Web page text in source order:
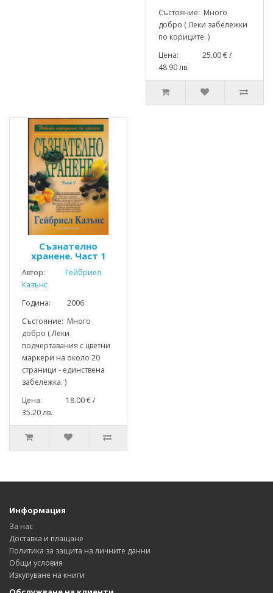
Състояние: Много
добро ( Леки забележки
по кориците. )
Цена: 25.00 € /
48.90 лв.
Съзнателно
хранене. Част 1
Автор:
Гейбриел
Казънс
Година: 2006
Състояние: Много
добро ( Леки
подчертавания с цветни
маркери на около 20
страници - единствена
забележка. )
Цена: 18.00 € /
35.20 лв.
Информация
За нас
Доставка и плащане
Политика за защита на личните данни
Общи условия
Изкупуване на книги